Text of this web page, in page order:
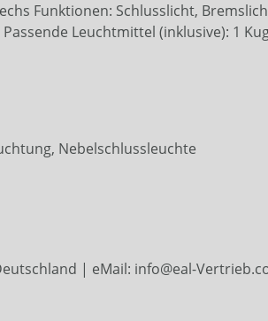
Funktionen: Schlusslicht,
Leuchtmittel (inklusive): 1
Nebelschlussleuchte
| eMail: info@eal-